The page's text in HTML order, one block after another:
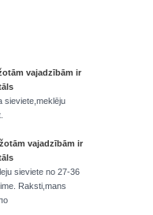
vajadzībām ir
sieviete,meklēju
vajadzībām ir
sieviete no 27-36
Raksti,mans